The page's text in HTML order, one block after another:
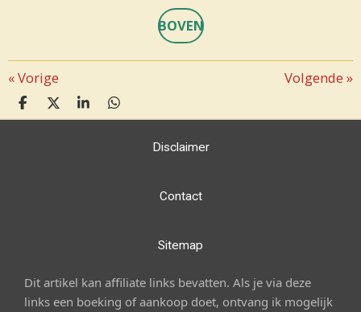
BOVEN
«Vorige Volgende »
D
E
D
E
S
H
D
E
Disclaimer
Contact
Sitemap
Dit artikel kan affiliate links bevatten. Als je via deze
links een boeking of aankoop doet, ontvang ik mogelijk